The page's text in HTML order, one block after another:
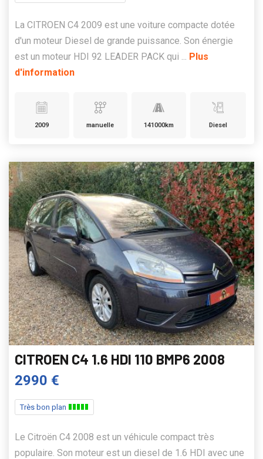
La CITROEN C4 2009 est une voiture compacte dotée
d'un moteur Diesel de grande puissance. Son énergie
est un moteur HDI 92 LEADER PACK qui ... Plus
d'information
2009 manuelle 141000km Diesel
CITROEN C4 1.6 HDI 110 BMP6 2008
2990 €
Très bon plan
Le Citroën C4 2008 est un véhicule compact très
populaire. Son moteur est un diesel de 1.6 HDI avec une